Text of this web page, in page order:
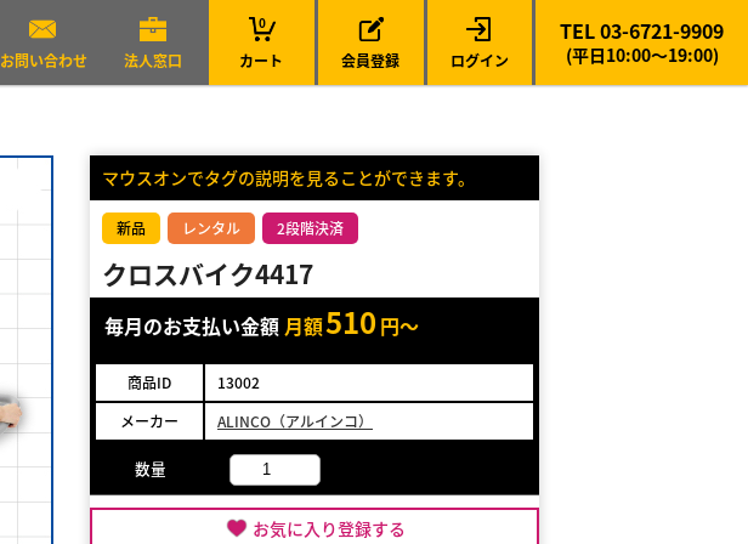
お問い合わせ 法人窓口 カート
0
会員登録 ログイン
TEL 03-6721-9909
(平日10:00～19:00)
マウスオンでタグの説明を見ることができます。
新品 レンタル 2段階決済
クロスバイク4417
毎月のお支払い金額 月額510 円～
商品ID
13002
メーカー
ALINCO（アルインコ）
数量
お気に入り登録する